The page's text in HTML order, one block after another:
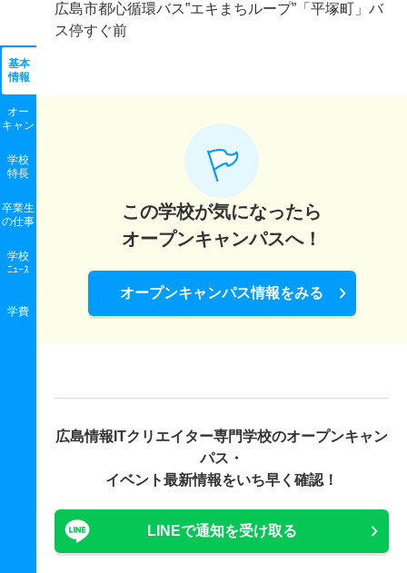
基本
情報
オー
キャン
学校
特長
卒業生
の仕事
学校
ﾆｭｰｽ
学費
広島市都心循環バス”エキまちループ”「平塚町」バ
ス停すぐ前
この学校が気になったら
オープンキャンパスへ！
オープンキャンパス情報をみる
広島情報ITクリエイター専門学校のオープンキャン
パス・
イベント最新情報をいち早く確認！
LINEで通知を受け取る